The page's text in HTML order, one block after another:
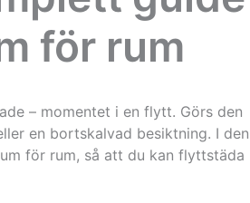
för rum
– momentet i en flytt. Görs den
en bortskalvad besiktning. I den
för rum, så att du kan flyttstäda